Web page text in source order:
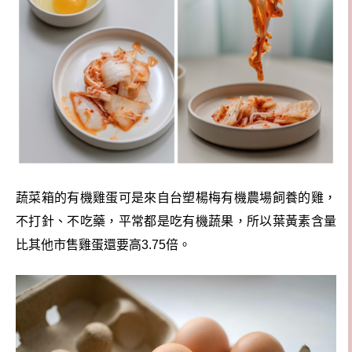
蔬菜箱的有機雞蛋可是來自台塑楊梅有機農場飼養的雞，
不打針、不吃藥，平常都是吃有機蔬果，所以葉黃素含量
比其他市售雞蛋還要高3.75倍。